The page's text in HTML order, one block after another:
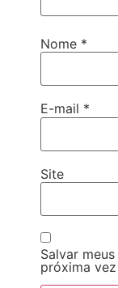
Nome *
E-mail *
Site
Salvar
próxima